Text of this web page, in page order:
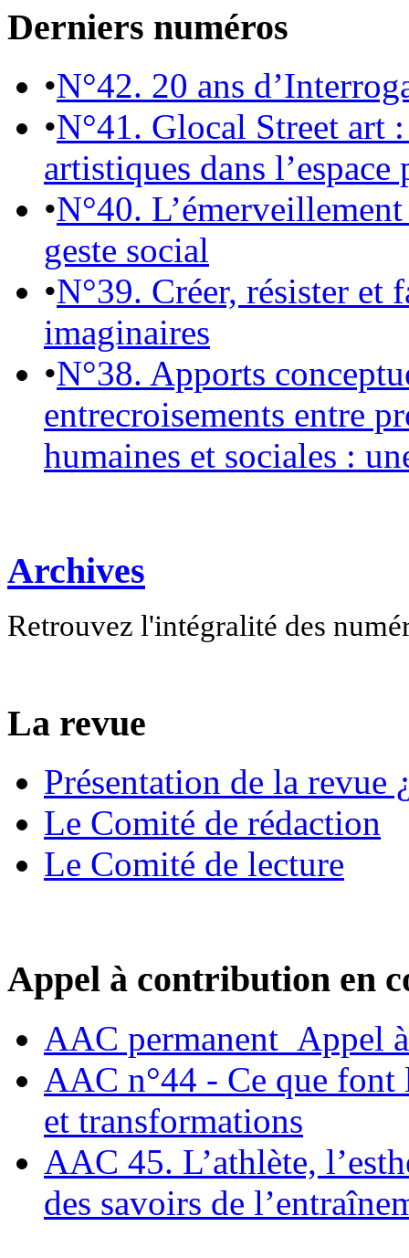
Derniers numéros
•N°42. 20 ans
•N°41. Glocal Street art
artistiques dans l’espace
•N°40.
geste social
•N°39. Créer, résister et
imaginaires
•N°38. Apports
entrecroisements entre
humaines et sociales :
Archives
Retrouvez l'intégralité des
La revue
Présentation de la revue
Le Comité de rédaction
Le Comité de lecture
Appel à contribution en
AAC permanent_Appel
AAC n°44 - Ce que font
et transformations
AAC 45. L’athlète,
des savoirs de